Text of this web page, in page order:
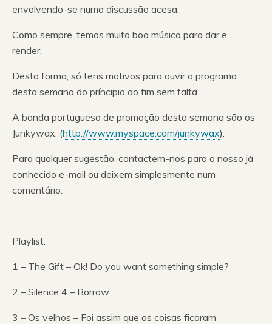
envolvendo-se numa discussão acesa.
Como sempre, temos muito boa música para dar e
render.
Desta forma, só tens motivos para ouvir o programa
desta semana do príncipio ao fim sem falta.
A banda portuguesa de promoção desta semana são os
Junkywax. (http://www.myspace.com/junkywax).
Para qualquer sugestão, contactem-nos para o nosso já
conhecido e-mail ou deixem simplesmente num
comentário.
Playlist:
1 – The Gift – Ok! Do you want something simple?
2 – Silence 4 – Borrow
3 – Os velhos – Foi assim que as coisas ficaram